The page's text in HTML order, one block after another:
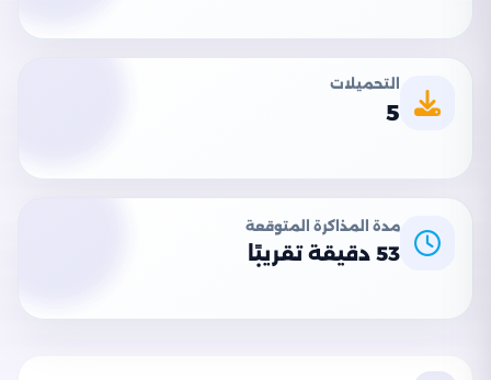
التحميلات
5
مدة المذاكرة المتوقعة
53 دقيقة تقريبًا